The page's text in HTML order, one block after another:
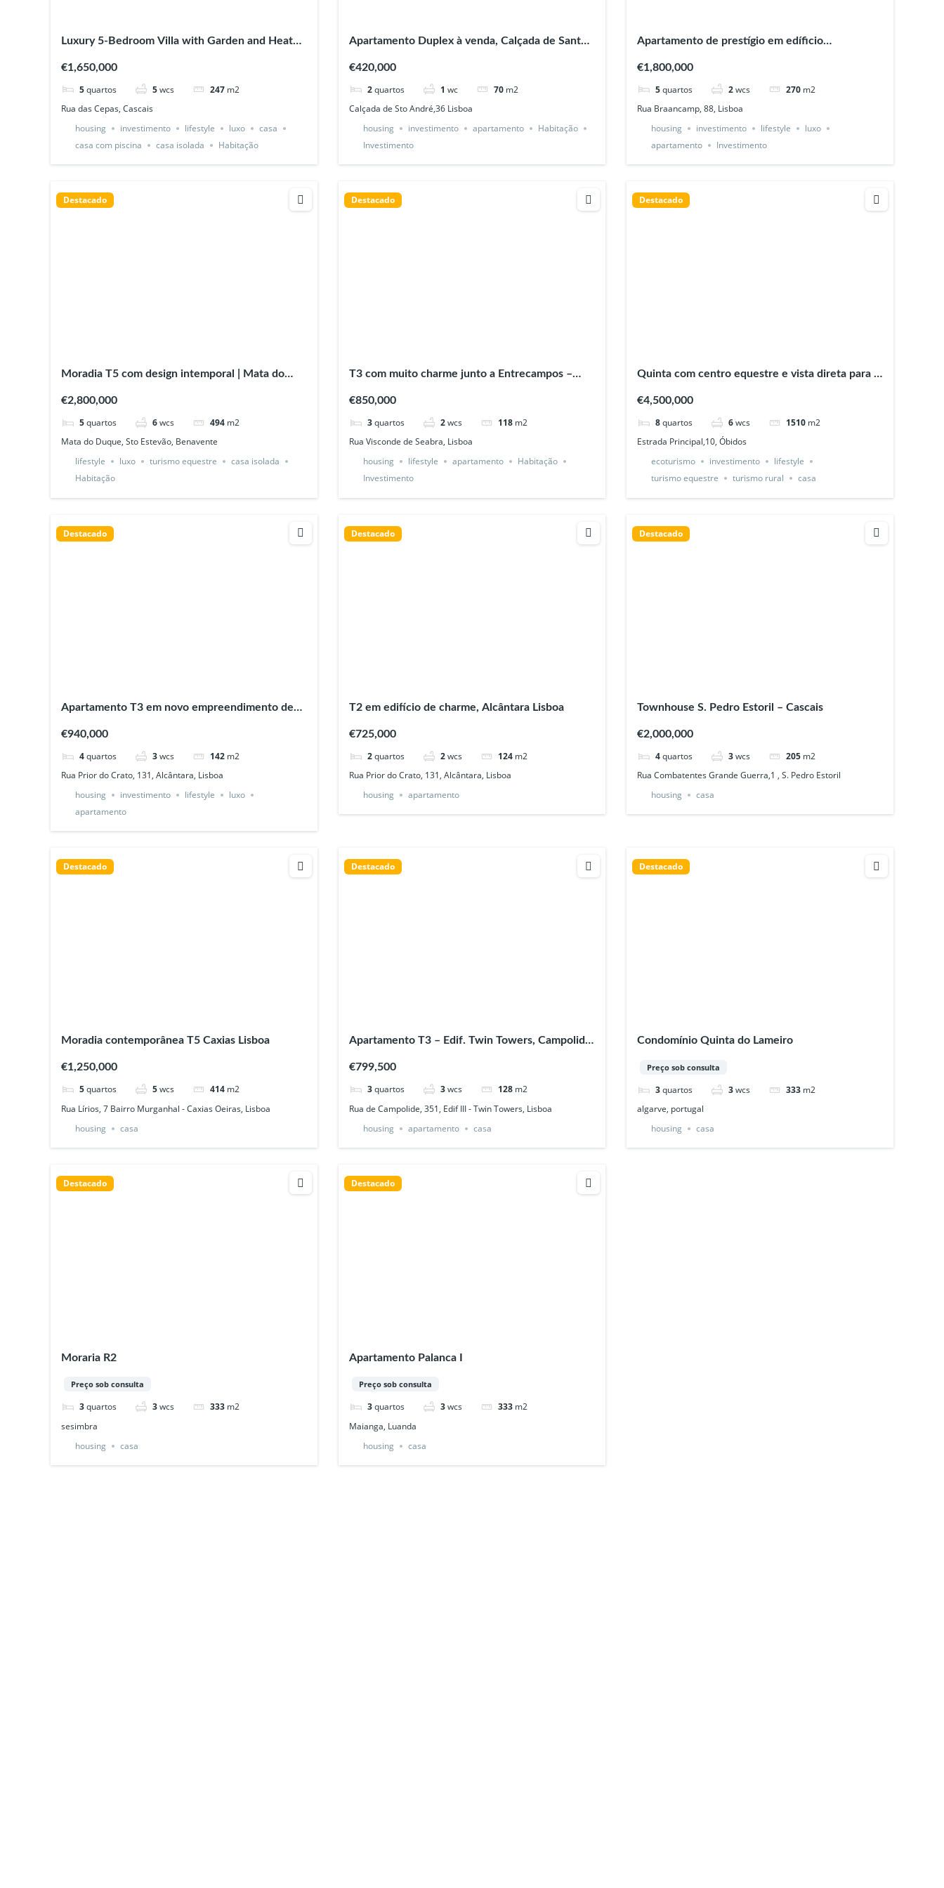
Luxury 5-Bedroom Villa with Garden and Heated
€1,650,000
5quartos 5wcs 247 m2
Rua das Cepas, Cascais
housing
investimento lifestyle luxo
casa
casa com piscina
casa isolada Habitação
Apartamento Duplex à venda, Calçada de Santo
€420,000
2quartos 1 wc 70 m2
Calçada de Sto André,36 Lisboa
housing
investimento apartamento
Habitação
Investimento
Apartamento de prestígio em edíficio
€1,800,000
5quartos 2wcs 270 m2
Rua Braancamp, 88, Lisboa
housing
investimento lifestyle
luxo
apartamento
Investimento
Destacado
Moradia T5 com design intemporal | Mata do
€2,800,000
5quartos 6wcs 494 m2
Mata do Duque, Sto Estevão, Benavente
lifestyle
luxo turismo equestre
casa isolada
Habitação
Destacado
T3 com muito charme junto a Entrecampos –
€850,000
3quartos 2wcs 118 m2
Rua Visconde de Seabra, Lisboa
housing
lifestyle apartamento
Habitação
Investimento
Destacado
Quinta com centro equestre e vista direta para o
€4,500,000
8quartos 6wcs 1510 m2
Estrada Principal,10, Óbidos
ecoturismo
investimento
lifestyle
turismo equestre
turismo rural casa
Destacado
Apartamento T3 em novo empreendimento de
€940,000
4quartos 3wcs 142 m2
Rua Prior do Crato, 131, Alcântara, Lisboa
housing
investimento lifestyle
luxo
apartamento
Destacado
T2 em edifício de charme, Alcântara Lisboa
€725,000
2quartos 2wcs 124 m2
Rua Prior do Crato, 131, Alcântara, Lisboa
housing
apartamento
Destacado
Townhouse S. Pedro Estoril – Cascais
€2,000,000
4quartos 3wcs 205 m2
Rua Combatentes Grande Guerra,1 , S. Pedro Estoril
housing
casa
Destacado
Moradia contemporânea T5 Caxias Lisboa
€1,250,000
5quartos 5wcs 414 m2
Rua Lírios, 7 Bairro Murganhal - Caxias Oeiras, Lisboa
housing
casa
Destacado
Apartamento T3 – Edif. Twin Towers, Campolide
€799,500
3quartos 3wcs 128 m2
Rua de Campolide, 351, Edif III - Twin Towers, Lisboa
housing
apartamento casa
Destacado
Condomínio Quinta do Lameiro
Preço sob consulta
3quartos 3wcs 333 m2
algarve, portugal
housing
casa
Destacado
Moraria R2
Preço sob consulta
3quartos 3wcs 333 m2
sesimbra
housing
casa
Destacado
Apartamento Palanca I
Preço sob consulta
3quartos 3wcs 333 m2
Maianga, Luanda
housing
casa